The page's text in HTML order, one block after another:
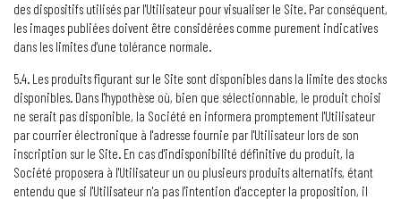
des dispositifs utilisés par l'Utilisateur pour visualiser le Site. Par conséquent,
les images publiées doivent être considérées comme purement indicatives
dans les limites d'une tolérance normale.
5.4. Les produits figurant sur le Site sont disponibles dans la limite des stocks
disponibles. Dans l'hypothèse où, bien que sélectionnable, le produit choisi
ne serait pas disponible, la Société en informera promptement l'Utilisateur
par courrier électronique à l'adresse fournie par l'Utilisateur lors de son
inscription sur le Site. En cas d'indisponibilité définitive du produit, la
Société proposera à l'Utilisateur un ou plusieurs produits alternatifs, étant
entendu que si l'Utilisateur n'a pas l'intention d'accepter la proposition, il